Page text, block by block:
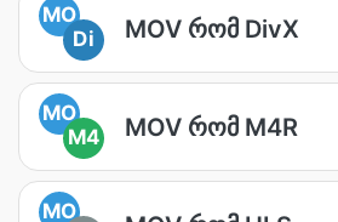
MO
Di
MOV რომ DivX
MO
M4
MOV რომ M4R
MO